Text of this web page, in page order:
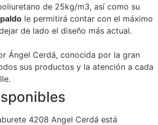
de 25kg/m3, así como su
le permitirá contar con el máximo
de lado el diseño más actual.
Ángel Cerdá, conocida por la gran
sus productos y la atención a cada
4208 Angel Cerdá está